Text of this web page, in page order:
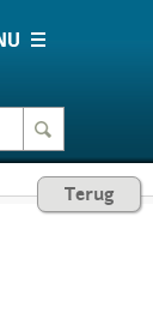
Terug